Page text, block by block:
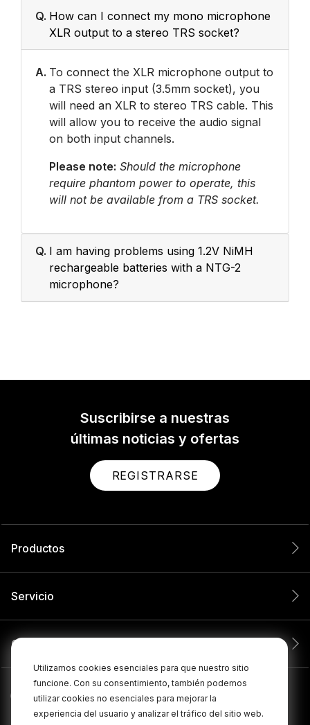
Utilizamos cookies esenciales para que nuestro sitio
funcione. Con su consentimiento, también podemos
utilizar cookies no esenciales para mejorar la
experiencia del usuario y analizar el tráfico del sitio web.
Q. How can I connect my mono microphone
XLR output to a stereo TRS socket?
A. To connect the XLR microphone output to
a TRS stereo input (3.5mm socket), you
will need an XLR to stereo TRS cable. This
will allow you to receive the audio signal
on both input channels.
Please note: Should the microphone
require phantom power to operate, this
will not be available from a TRS socket.
Q. I am having problems using 1.2V NiMH
rechargeable batteries with a NTG-2
microphone?
Suscribirse a nuestras
últimas noticias y ofertas
REGISTRARSE
Productos
Servicio
Compañía